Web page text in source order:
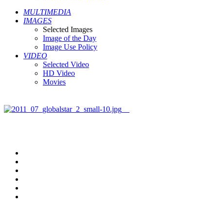
MULTIMEDIA
IMAGES
Selected Images
Image of the Day
Image Use Policy
VIDEO
Selected Video
HD Video
Movies